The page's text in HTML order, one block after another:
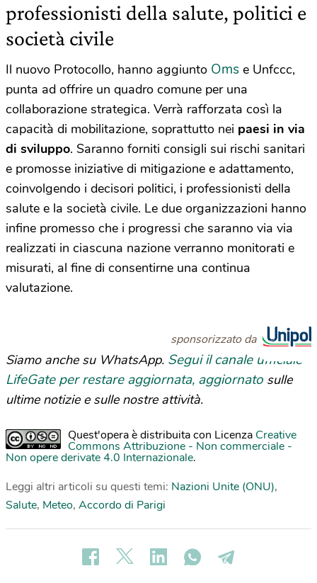
professionisti della salute, politici e
società civile
Il nuovo Protocollo, hanno aggiunto Oms e Unfccc,
punta ad offrire un quadro comune per una
collaborazione strategica. Verrà rafforzata così la
capacità di mobilitazione, soprattutto nei paesi in via
di sviluppo. Saranno forniti consigli sui rischi sanitari
e promosse iniziative di mitigazione e adattamento,
coinvolgendo i decisori politici, i professionisti della
salute e la società civile. Le due organizzazioni hanno
infine promesso che i progressi che saranno via via
realizzati in ciascuna nazione verranno monitorati e
misurati, al fine di consentirne una continua
valutazione.
sponsorizzato da
Siamo anche su WhatsApp. Segui il canale ufficiale
LifeGate per restare aggiornata, aggiornato sulle
ultime notizie e sulle nostre attività.
Quest'opera è distribuita con Licenza Creative
Commons Attribuzione - Non commerciale -
Non opere derivate 4.0 Internazionale.
Leggi altri articoli su questi temi: Nazioni Unite (ONU),
Salute, Meteo, Accordo di Parigi